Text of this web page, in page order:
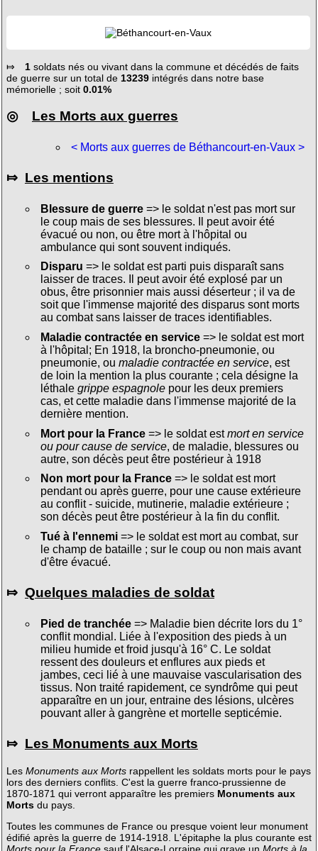
⤇ 1soldats nés ou vivant dans la commune et décédés de faits
de guerre sur un total de 13239intégrés dans notre base
mémorielle ; soit 0.01%
◎ Les Morts aux guerres
< Morts aux guerres de Béthancourt-en-Vaux >
⤇ Les mentions
Blessure de guerre=> le soldat n'est pas mort sur
le coup mais de ses blessures. Il peut avoir été
évacué ou non, ou être mort à l'hôpital ou
ambulance qui sont souvent indiqués.
Disparu => le soldat est parti puis disparaît sans
laisser de traces. Il peut avoir été explosé par un
obus, être prisonnier mais aussi déserteur ; il va de
soit que l'immense majorité des disparus sont morts
au combat sans laisser de traces identifiables.
Maladie contractée en service=> le soldat est mort
à l'hôpital; En 1918, la broncho-pneumonie, ou
pneumonie, ou maladie contractée en service, est
de loin la mention la plus courante ; cela désigne la
léthale grippe espagnolepour les deux premiers
cas, et cette maladie dans l'immense majorité de la
dernière mention.
Mort pour la France=> le soldat estmort en service
ou pour cause de service, de maladie, blessures ou
autre, son décès peut être postérieur à 1918
Non mort pour la France=> le soldat est mort
pendant ou après guerre, pour une cause extérieure
au conflit - suicide, mutinerie, maladie extérieure ;
son décès peut être postérieur à la fin du conflit.
Tué à l'ennemi=> le soldat est mort au combat, sur
le champ de bataille ; sur le coup ou non mais avant
d'être évacué.
⤇ Quelques maladies de soldat
Pied de tranchée=> Maladie bien décrite lors du 1°
conflit mondial. Liée à l'exposition des pieds à un
milieu humide et froid jusqu'à 16° C. Le soldat
ressent des douleurs et enflures aux pieds et
jambes, ceci lié à une mauvaise vascularisation des
tissus. Non traité rapidement, ce syndrôme qui peut
apparaître en un jour, entraine des lésions, ulcères
pouvant aller à gangrène et mortelle septicémie.
⤇ Les Monuments aux Morts
Les Monuments aux Mortsrappellent les soldats morts pour le pays
lors des derniers conflits. C'est la guerre franco-prussienne de
1870-1871 qui verront apparaître les premiers Monuments aux
Mortsdu pays.
Toutes les communes de France ou presque voient leur monument
édifié après la guerre de 1914-1918. L'épitaphe la plus courante est